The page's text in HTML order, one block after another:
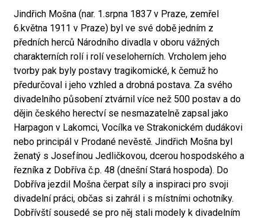
Jindřich Mošna (nar. 1.srpna 1837 v Praze, zemřel
6.května 1911 v Praze) byl ve své době jedním z
předních herců Národního divadla v oboru vážných
charakterních rolí i rolí veseloherních. Vrcholem jeho
tvorby pak byly postavy tragikomické, k čemuž ho
předurčoval i jeho vzhled a drobná postava. Za svého
divadelního působení ztvárnil více než 500 postav a do
dějin českého herectví se nesmazatelně zapsal jako
Harpagon v Lakomci, Vocílka ve Strakonickém dudákovi
nebo principál v Prodané nevěstě. Jindřich Mošna byl
ženatý s Josefínou Jedličkovou, dcerou hospodského a
řezníka z Dobříva č.p. 48 (dnešní Stará hospoda). Do
Dobříva jezdil Mošna čerpat síly a inspiraci pro svoji
divadelní práci, občas si zahrál i s místními ochotníky.
Dobřívští sousedé se pro něj stali modely k divadelním